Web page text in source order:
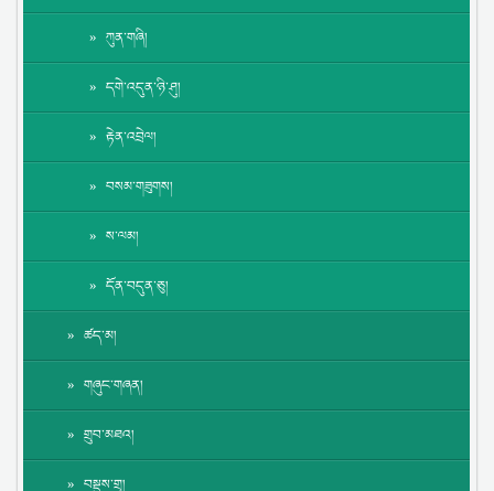
ཀུན་གཞི།
དགེ་འདུན་ཉི་ཤུ།
རྟེན་འབྲེལ།
བསམ་གཟུགས།
ས་ལམ།
དོན་བདུན་ཅུ།
ཚད་མ།
གཞུང་གཞན།
གྲུབ་མཐའ།
བསྡུས་གྲྭ།